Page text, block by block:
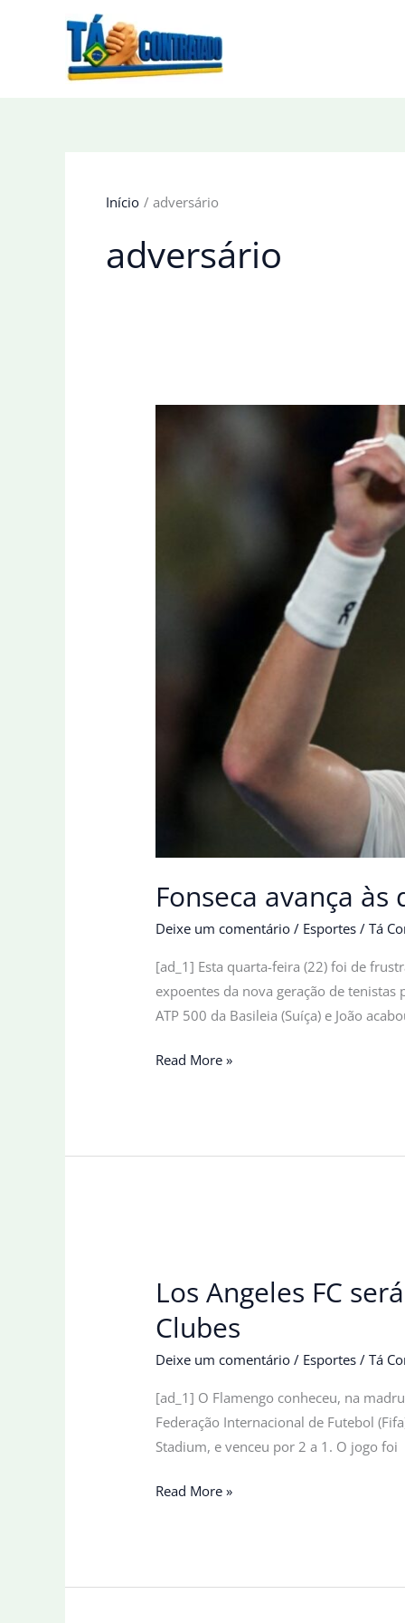
Início adversário
adversário
Fonseca avança
Deixe um comentário / Esportes /Tá
[ad_1] Esta quarta-feira (22) foi de
expoentes da nova geração de
ATP 500 da Basileia (Suíça) e João
Fonseca
na
adversário
Read More »
Los Angeles FC
Clubes
Deixe um comentário / Esportes /Tá
[ad_1] O Flamengo conheceu, na
Federação Internacional de Futebol
Stadium, e venceu por 2 a 1. O jogo foi
Los
adversário
Read More »